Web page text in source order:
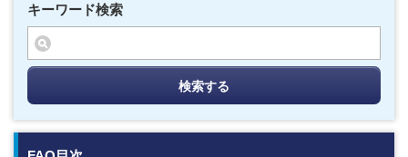
キーワード検索
検索する